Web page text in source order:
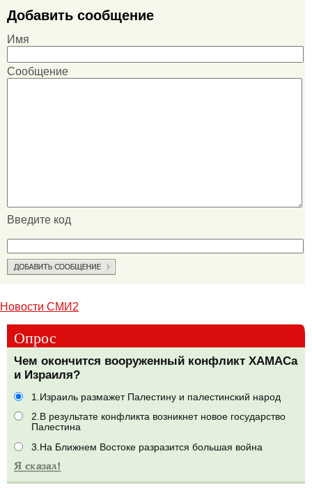
Добавить сообщение
Имя
Сообщение
Введите код
Новости СМИ2
Опрос
Чем окончится вооруженный конфликт ХАМАСа
и Израиля?
1.Израиль размажет Палестину и палестинский народ
2.В результате конфликта возникнет новое государство
Палестина
3.На Ближнем Востоке разразится большая война